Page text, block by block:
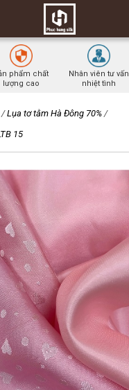
phẩm chất
lượng cao
Nhân viên tư vấn
nhiệt tình
/ Lụa tơ tằm Hà Đông 70% /
15